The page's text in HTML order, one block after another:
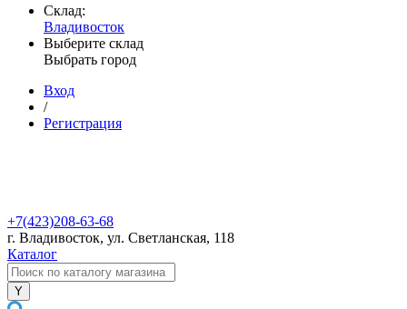
Склад:
Владивосток
Выберите склад
Выбрать город
Вход
/
Регистрация
+7(423)208-63-68
г. Владивосток, ул. Светланская, 118
Каталог